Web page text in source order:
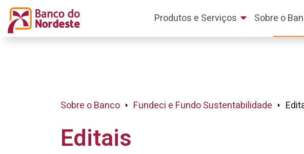
Produtos e Serviços Sobre o
Sobre o Banco Fundeci e Fundo Sustentabilidade
Editais